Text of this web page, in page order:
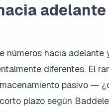
números hacia
diferentes. El
pasivo —
plazo según